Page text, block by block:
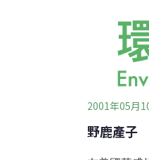
2001年05月
野鹿產子